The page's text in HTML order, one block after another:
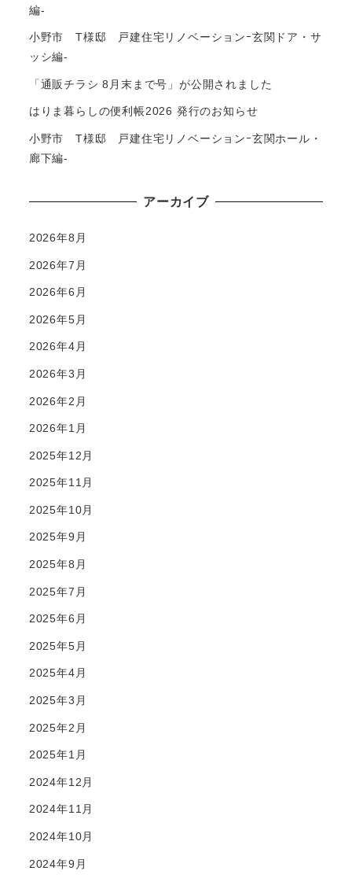
編-
小野市 T様邸 戸建住宅リノベーションｰ玄関ドア・サ
ッシ編-
「通販チラシ 8月末まで号」が公開されました
はりま暮らしの便利帳2026 発行のお知らせ
小野市 T様邸 戸建住宅リノベーションｰ玄関ホール・
廊下編-
アーカイブ
2026年8月
2026年7月
2026年6月
2026年5月
2026年4月
2026年3月
2026年2月
2026年1月
2025年12月
2025年11月
2025年10月
2025年9月
2025年8月
2025年7月
2025年6月
2025年5月
2025年4月
2025年3月
2025年2月
2025年1月
2024年12月
2024年11月
2024年10月
2024年9月